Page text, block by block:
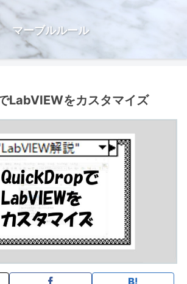
マーブルルール
LabVIEWをカスタマイズ